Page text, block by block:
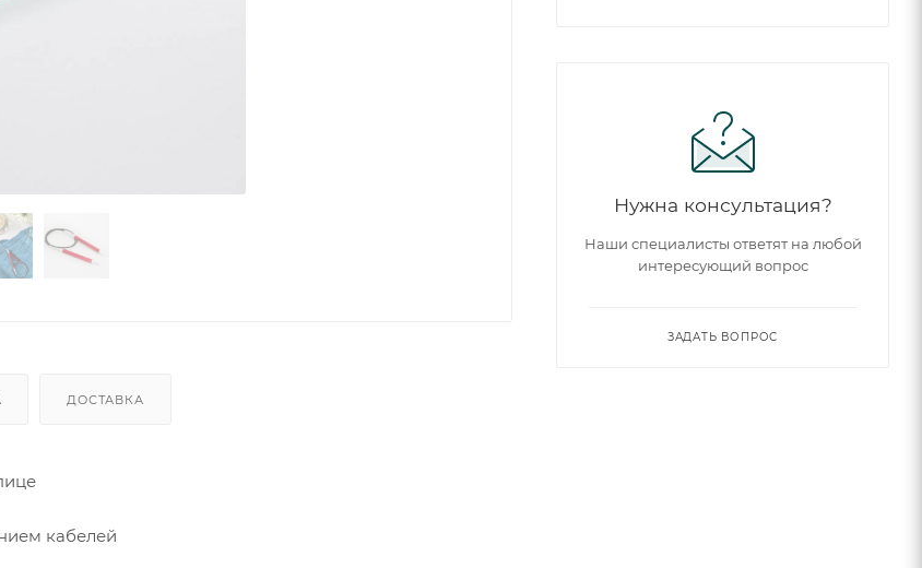
ДОСТАВКА
кабелей
Нужна консультация?
Наши специалисты ответят на любой
интересующий вопрос
ЗАДАТЬ ВОПРОС